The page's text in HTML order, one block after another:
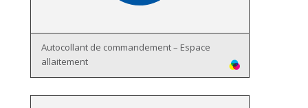
Autocollant de commandement – Espace
allaitement